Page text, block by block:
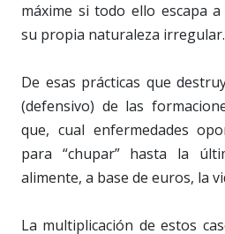
máxime si todo ello escapa
su propia naturaleza irregular.
De esas prácticas que
(defensivo) de las
que, cual enfermedades
para “chupar” hasta la
alimente, a base de euros, la
La multiplicación de estos